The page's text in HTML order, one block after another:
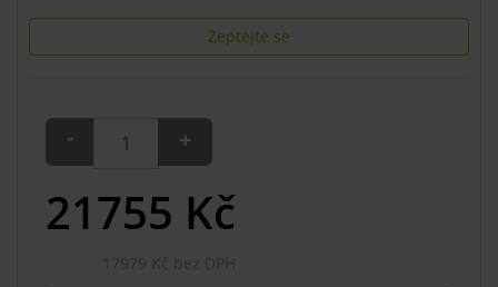
Zeptejte se
- +
21755 Kč